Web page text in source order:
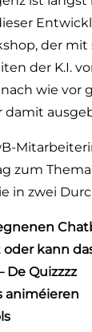
der
der K.I.
wie vor
damit
zum
in zwei
oder kann
De Quizzzz
animéieren